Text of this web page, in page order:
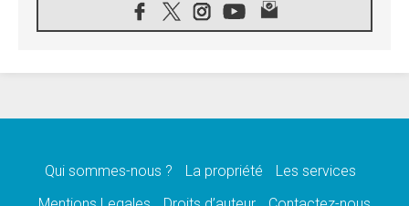
08.08.2026
Léon XIV au sanctuaire de Notre Dame du
08.08.2026
08.08.2026
Qui sommes-nous ? La propriété
Les services